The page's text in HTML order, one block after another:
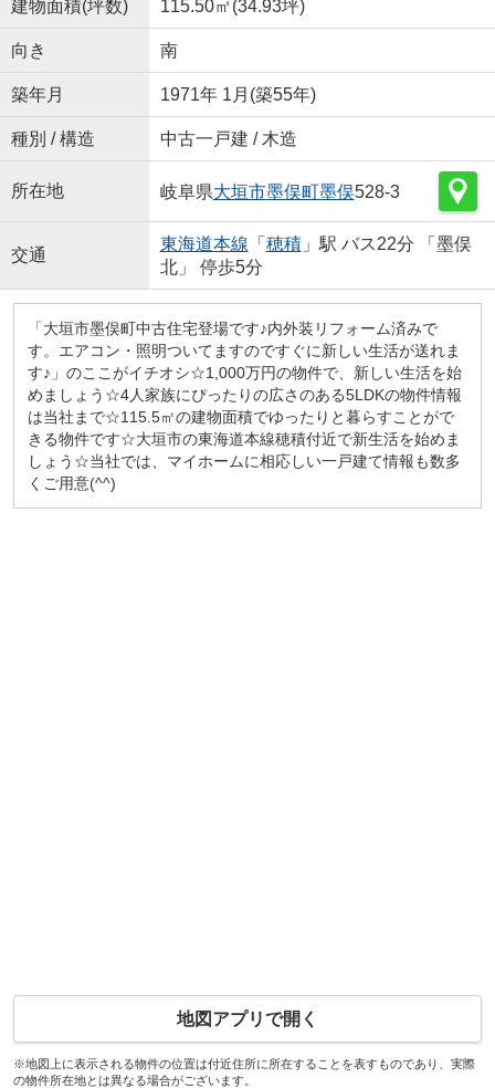
建物面積(坪数) 115.50㎡(34.93坪)
向き 南
築年月 1971年 1月(築55年)
種別 / 構造 中古一戸建 / 木造
所在地 岐阜県大垣市墨俣町墨俣528-3
交通
東海道本線 「 穂積」駅 バス22分 「墨俣
北」 停歩5分
「大垣市墨俣町中古住宅登場です♪内外装リフォーム済みで
す。エアコン・照明ついてますのですぐに新しい生活が送れま
す♪」のここがイチオシ☆1,000万円の物件で、新しい生活を始
めましょう☆4人家族にぴったりの広さのある5LDKの物件情報
は当社まで☆115.5㎡の建物面積でゆったりと暮らすことがで
きる物件です☆大垣市の東海道本線穂積付近で新生活を始めま
しょう☆当社では、マイホームに相応しい一戸建て情報も数多
くご用意(^^)
地図アプリで開く
※地図上に表示される物件の位置は付近住所に所在することを表すものであり、実際
の物件所在地とは異なる場合がございます。